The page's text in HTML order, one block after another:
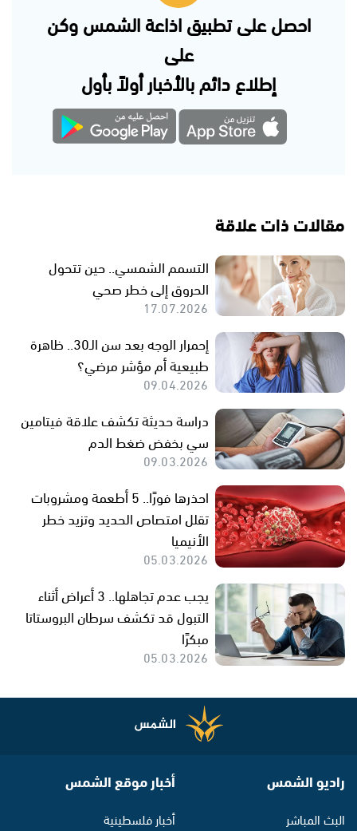
احصل على تطبيق اذاعة الشمس وكن
على
إطلاع دائم بالأخبار أولاً بأول
مقالات ذات علاقة
التسمم الشمسي.. حين تتحول
الحروق إلى خطر صحي
17.07.2026
إحمرار الوجه بعد سن الـ30.. ظاهرة
طبيعية أم مؤشر مرضي؟
09.04.2026
دراسة حديثة تكشف علاقة فيتامين
سي بخفض ضغط الدم
09.03.2026
احذرها فورًا.. 5 أطعمة ومشروبات
تقلل امتصاص الحديد وتزيد خطر
الأنيميا
05.03.2026
يجب عدم تجاهلها.. 3 أعراض أثناء
التبول قد تكشف سرطان البروستاتا
مبكرًا
05.03.2026
راديو الشمس
البث المباشر
أخبار موقع الشمس
أخبار فلسطينية